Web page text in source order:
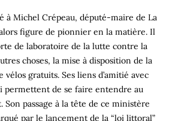
à Michel Crépeau, député-maire de La
figure de pionnier en la matière. Il
de laboratoire de la lutte contre la
choses, la mise à disposition de la
vélos gratuits. Ses liens d’amitié avec
permettent de se faire entendre au
passage à la tête de ce ministère
par le lancement de la “loi littoral”